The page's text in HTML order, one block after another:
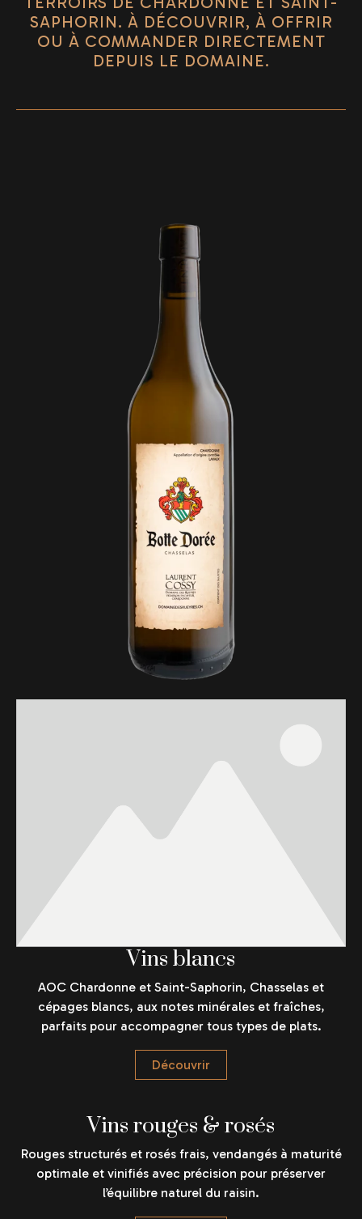
SAPHORIN. À DÉCOUVRIR, À OFFRIR
OU À COMMANDER DIRECTEMENT
DEPUIS LE DOMAINE.
Vins blancs
AOC Chardonne et Saint-Saphorin, Chasselas et
cépages blancs, aux notes minérales et fraîches,
parfaits pour accompagner tous types de plats.
Découvrir
Vins rouges & rosés
Rouges structurés et rosés frais, vendangés à maturité
optimale et vinifiés avec précision pour préserver
l’équilibre naturel du raisin.